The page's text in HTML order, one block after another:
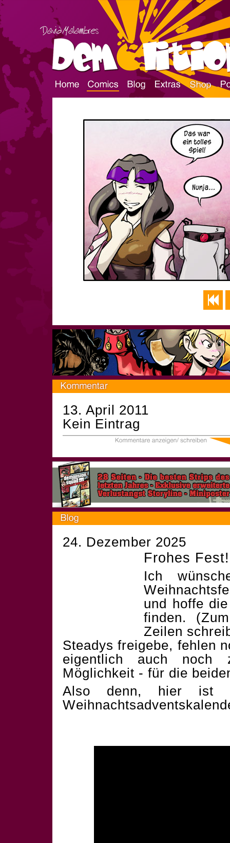
13. April 2011
Kein Eintrag
24. Dezember 2025
Frohes Fest!
Ich
und hoffe
finden.
Zeilen
Steadys freigebe, fehlen
eigentlich auch noch
Möglichkeit - für die
Also denn, hier ist